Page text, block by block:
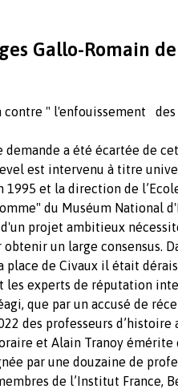
Gallo-Romain
" l'enfouissement
demande a été écartée de
est intervenu à titre
et la direction de
du Muséum National
projet ambitieux
un large consensus.
de Civaux il était
les experts de réputation
que par un accusé de
des professeurs d’histoire
et Alain Tranoy
par une douzaine de
de l’Institut France,